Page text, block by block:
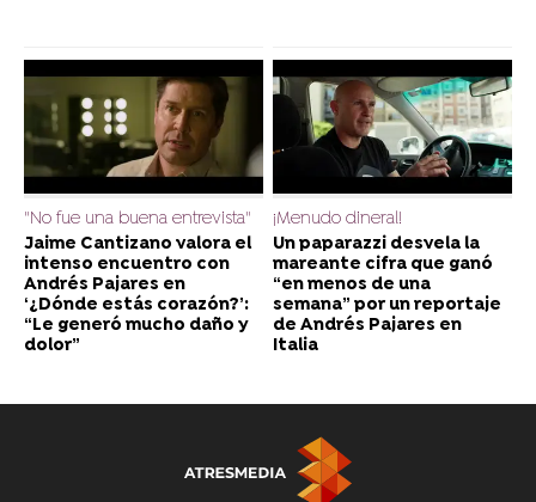
"No fue una buena entrevista"
Jaime Cantizano valora el
intenso encuentro con
Andrés Pajares en
‘¿Dónde estás corazón?’:
“Le generó mucho daño y
dolor”
¡Menudo dineral!
Un paparazzi desvela la
mareante cifra que ganó
“en menos de una
semana” por un reportaje
de Andrés Pajares en
Italia